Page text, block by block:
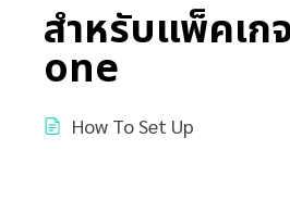
สำหรับแพ็คเก
one
How To Set Up